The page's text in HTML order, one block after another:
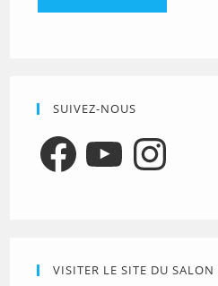
SUIVEZ-NOUS
FacebookYouTubeInstagram
VISITER LE SITE DU